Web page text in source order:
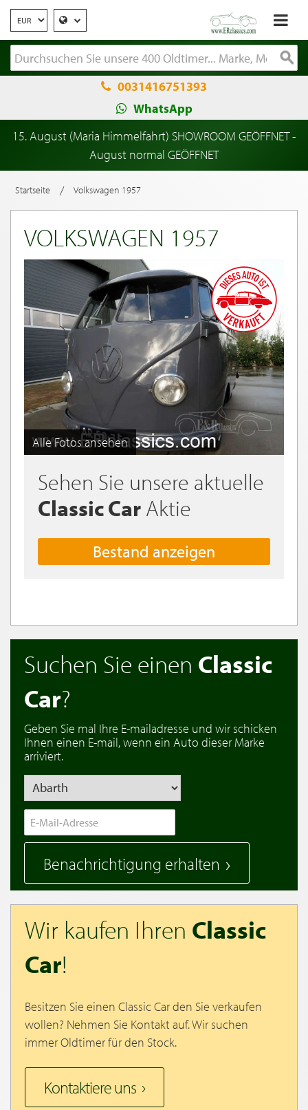
0031416751393
WhatsApp
15. August (Maria Himmelfahrt) SHOWROOM GEÖFFNET -
August normal GEÖFFNET
Startseite / Volkswagen 1957
VOLKSWAGEN 1957
Alle Fotos ansehen
Sehen Sie unsere aktuelle
Classic Car Aktie
Bestand anzeigen
Suchen Sie einen Classic
Car?
Geben Sie mal Ihre E-mailadresse und wir schicken
Ihnen einen E-mail, wenn ein Auto dieser Marke
arriviert.
Benachrichtigung erhalten
Wir kaufen Ihren Classic
Car!
Besitzen Sie einen Classic Car den Sie verkaufen
wollen? Nehmen Sie Kontakt auf. Wir suchen
immer Oldtimer für den Stock.
Kontaktiere uns